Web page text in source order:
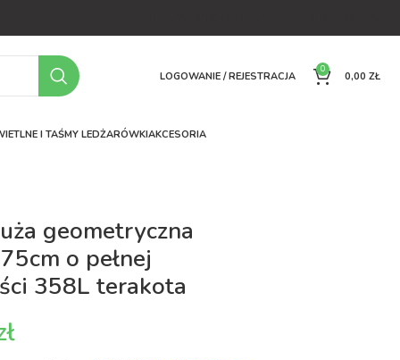
LOGOWANIE / REJESTRACJA
0
0,00 ZŁ
I TAŚMY LEDŻARÓWKIAKCESORIA
geometryczna
o pełnej
358L terakota